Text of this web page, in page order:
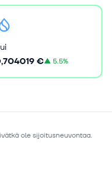
€▲5.5%
ole sijoitusneuvontaa.